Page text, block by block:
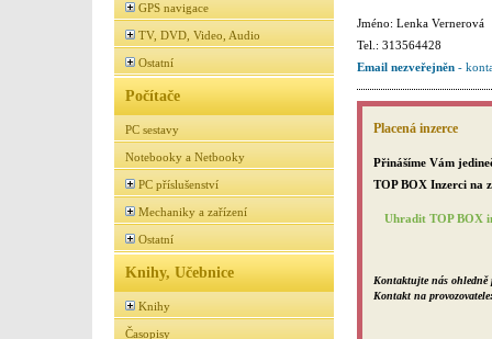
GPS navigace
TV, DVD, Video, Audio
Ostatní
Počítače
PC sestavy
Notebooky a Netbooky
PC příslušenství
Mechaniky a zařízení
Ostatní
Knihy, Učebnice
Knihy
Časopisy
Jméno: Lenka Vernerová
Tel.: 313564428
Email nezveřejněn -
Placená inzerce
Přinášíme Vám
TOP BOX Inzerci na
Uhradit TOP BOX
Kontaktujte nás ohledně
Kontakt na